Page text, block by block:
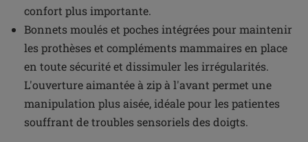
confort plus importante.
Bonnets moulés et poches intégrées pour maintenir
les prothèses et compléments mammaires en place
en toute sécurité et dissimuler les irrégularités.
L'ouverture aimantée à zip à l'avant permet une
manipulation plus aisée, idéale pour les patientes
souffrant de troubles sensoriels des doigts.